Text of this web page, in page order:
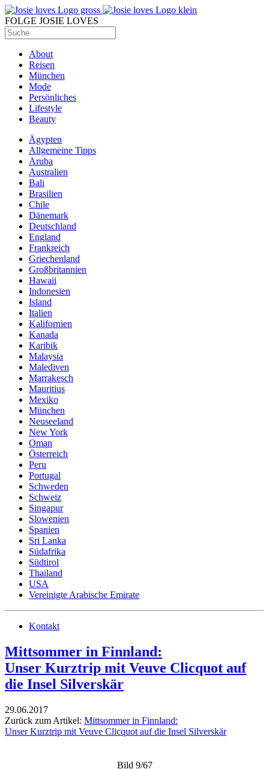
FOLGE JOSIE LOVES
About
Reisen
München
Mode
Persönliches
Lifestyle
Beauty
Ägypten
Allgemeine Tipps
Aruba
Australien
Bali
Brasilien
Chile
Dänemark
Deutschland
England
Frankreich
Griechenland
Großbritannien
Hawaii
Indonesien
Island
Italien
Kalifornien
Kanada
Karibik
Malaysia
Malediven
Marrakesch
Mauritius
Mexiko
München
Neuseeland
New York
Oman
Österreich
Peru
Portugal
Schweden
Schweiz
Singapur
Slowenien
Spanien
Sri Lanka
Südafrika
Südtirol
Thailand
USA
Vereinigte Arabische Emirate
Kontakt
Mittsommer in Finnland:
Unser Kurztrip mit Veuve Clicquot auf
die Insel Silverskär
29.06.2017
Zurück zum Artikel: Mittsommer in Finnland:
Unser Kurztrip mit Veuve Clicquot auf die Insel Silverskär
Bild 9/67